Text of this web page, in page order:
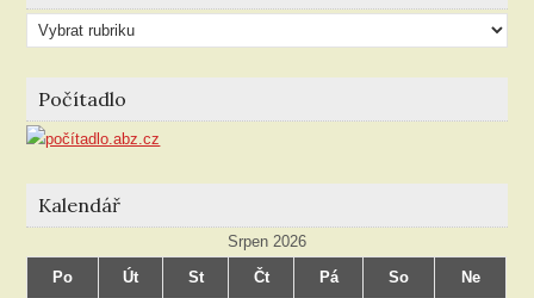
Články
podle
rubriky
Počítadlo
Kalendář
Srpen 2026
Po
Út St Čt Pá So Ne